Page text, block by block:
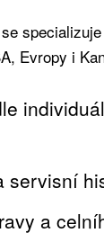
se
Evropy i
servisní
a